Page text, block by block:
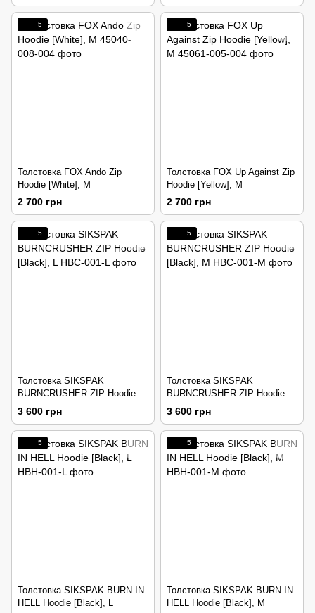
5
Толстовка FOX Ando Zip
Hoodie [White], M
2 700 грн
5
Толстовка FOX Up Against Zip
Hoodie [Yellow], M
2 700 грн
5
Толстовка SIKSPAK
BURNCRUSHER ZIP Hoodie
[Black], L
3 600 грн
5
Толстовка SIKSPAK
BURNCRUSHER ZIP Hoodie
[Black], M
3 600 грн
5
Толстовка SIKSPAK BURN IN
HELL Hoodie [Black], L
5
Толстовка SIKSPAK BURN IN
HELL Hoodie [Black], M